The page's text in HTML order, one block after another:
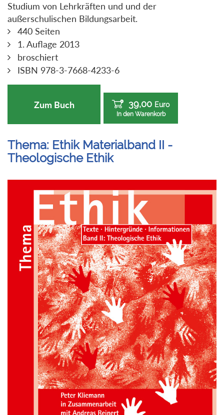
Studium von Lehrkräften und und der
außerschulischen Bildungsarbeit.
440 Seiten
1. Auflage 2013
broschiert
ISBN 978-3-7668-4233-6
Zum Buch 39,00 Euro
In den Warenkorb
Thema: Ethik Materialband II -
Theologische Ethik